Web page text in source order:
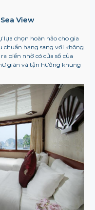
View
lựa chọn hoàn hảo cho gia
chuẩn hạng sang với không
biển nhờ có cửa sổ của
giãn và tận hưởng khung